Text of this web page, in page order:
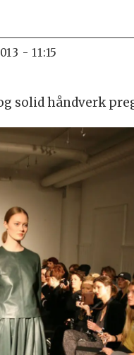
- 11:15
solid håndverk